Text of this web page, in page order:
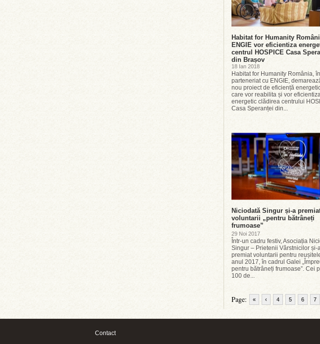
Habitat for Humanity
ENGIE vor eficientiza
centrul HOSPICE Casa
din Brașov
18 Ian 2018
Habitat for Humanity România, în
parteneriat cu ENGIE,
nou proiect de eficiență
care vor reabilita și vor
energetic clădirea centrului
Casa Speranței din...
Niciodată Singur și-a
voluntarii „pentru bătrâneți
frumoase”
29 Noi 2017
Într-un cadru festiv, Asociația
Singur – Prietenii Vârstnicilor și-
premiat voluntarii pentru
anul 2017, în cadrul Galei
pentru bătrâneți frumoase”. Cei
100 de...
Page: « ‹ 4 5 6 7
Contact